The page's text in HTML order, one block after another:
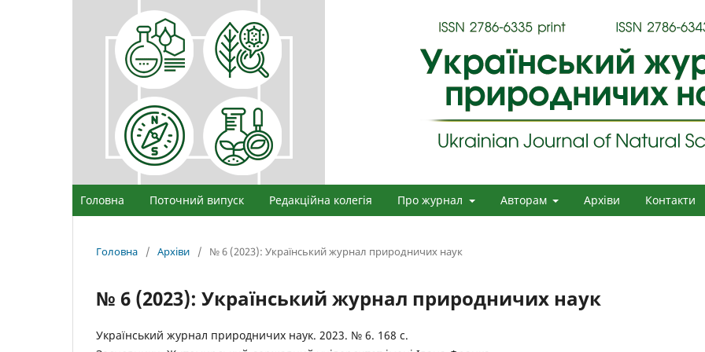
Головна Поточний випуск Редакційна колегія Про журнал Авторам Архіви Контакти
Головна / Архіви / № 6 (2023): Український журнал природничих наук
№ 6 (2023): Український журнал природничих наук
Український журнал природничих наук. 2023. № 6. 168 с.